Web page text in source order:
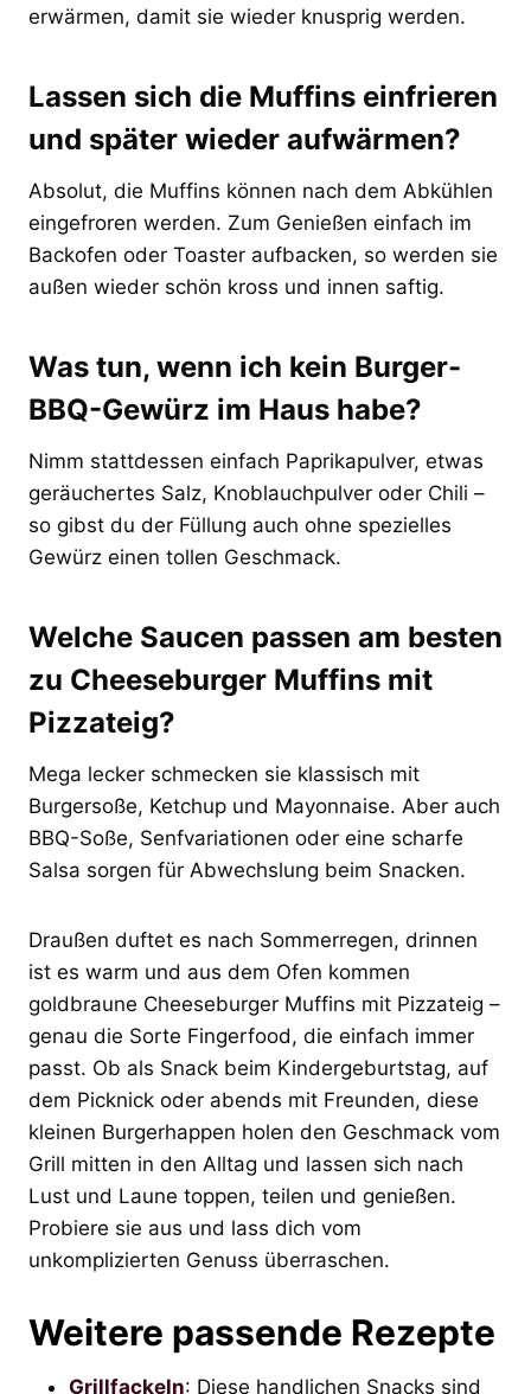
erwärmen, damit sie wieder knusprig werden.
Lassen sich die Muffins einfrieren
und später wieder aufwärmen?
Absolut, die Muffins können nach dem Abkühlen
eingefroren werden. Zum Genießen einfach im
Backofen oder Toaster aufbacken, so werden sie
außen wieder schön kross und innen saftig.
Was tun, wenn ich kein Burger-
BBQ-Gewürz im Haus habe?
Nimm stattdessen einfach Paprikapulver, etwas
geräuchertes Salz, Knoblauchpulver oder Chili –
so gibst du der Füllung auch ohne spezielles
Gewürz einen tollen Geschmack.
Welche Saucen passen am besten
zu Cheeseburger Muffins mit
Pizzateig?
Mega lecker schmecken sie klassisch mit
Burgersoße, Ketchup und Mayonnaise. Aber auch
BBQ-Soße, Senfvariationen oder eine scharfe
Salsa sorgen für Abwechslung beim Snacken.
Draußen duftet es nach Sommerregen, drinnen
ist es warm und aus dem Ofen kommen
goldbraune Cheeseburger Muffins mit Pizzateig –
genau die Sorte Fingerfood, die einfach immer
passt. Ob als Snack beim Kindergeburtstag, auf
dem Picknick oder abends mit Freunden, diese
kleinen Burgerhappen holen den Geschmack vom
Grill mitten in den Alltag und lassen sich nach
Lust und Laune toppen, teilen und genießen.
Probiere sie aus und lass dich vom
unkomplizierten Genuss überraschen.
Weitere passende Rezepte
Grillfackeln: Diese handlichen Snacks sind